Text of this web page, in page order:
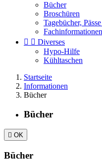
Bücher
Broschüren
Tagebücher,
Fachinformationen
  Diverses
Hypo-Hilfe
Kühltaschen
Startseite
Informationen
Bücher
Bücher
 OK
Bücher